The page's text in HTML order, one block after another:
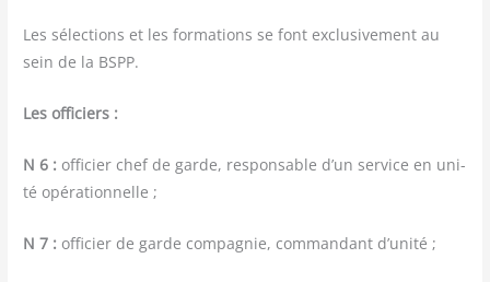
Les sélec­tions et les for­ma­tions se font exclu­si­ve­ment au
sein de la BSPP.
Les offi­ciers :
N 6 : offi­cier chef de garde, res­pon­sable d’un ser­vice en uni­
té opérationnelle ;
N 7 : offi­cier de garde com­pa­gnie, com­man­dant d’unité ;